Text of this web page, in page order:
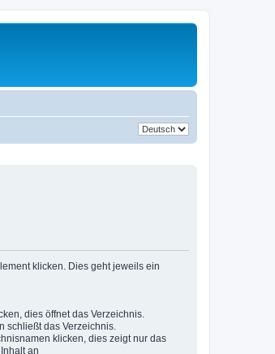
klicken. Dies geht jeweils ein
dies öffnet das Verzeichnis.
schließt das Verzeichnis.
klicken, dies zeigt nur das
an